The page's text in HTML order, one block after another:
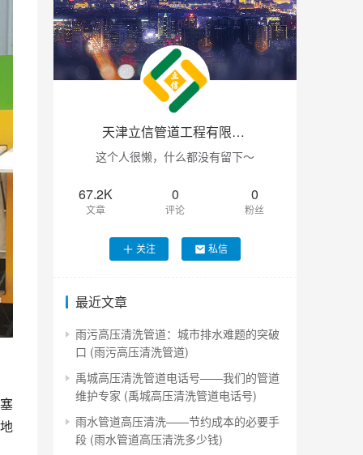
天津立信管道工程有限公司
这个人很懒，什么都没有留下～
67.2K
文章
0
评论
0
粉丝
关注 私信
最近文章
雨污高压清洗管道：城市排水难题的突破
口 (雨污高压清洗管道)
禹城高压清洗管道电话号——我们的管道
维护专家 (禹城高压清洗管道电话号)
雨水管道高压清洗——节约成本的必要手
段 (雨水管道高压清洗多少钱)